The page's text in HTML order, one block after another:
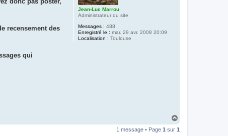
Jean-Luc Marrou
Administrateur du site
Messages : 488
Enregistré le : mar. 29 avr. 2008 20:09
Localisation : Toulouse
recensement des
qui
u
1 message • Page 1 sur 1